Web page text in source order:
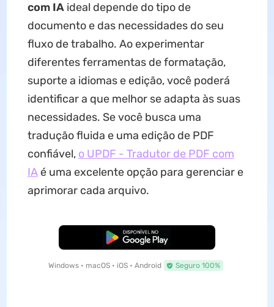
com IAideal depende do tipo de
documento e das necessidades do seu
fluxo de trabalho. Ao experimentar
diferentes ferramentas de formatação,
suporte a idiomas e edição, você poderá
identificar a que melhor se adapta às suas
necessidades. Se você busca uma
tradução fluida e uma edição de PDF
confiável, o UPDF - Tradutor de PDF com
IAé uma excelente opção para gerenciar e
aprimorar cada arquivo.
Baixar Grátis
Windows • macOS • iOS • Android Seguro 100%